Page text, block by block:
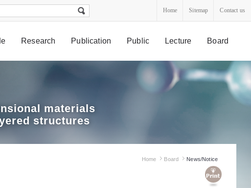
Home Sitemap Contact us
Research Publication Public Lecture Board
materials
structures
Home Board News/Notice